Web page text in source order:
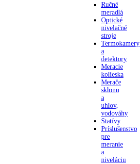
Ručné
meradlá
Optické
nivelačné
stroje
Termokamery
a
detektory
Meracie
kolieska
Merače
sklonu
a
uhlov,
vodováhy
Statívy
Príslušenstvo
pre
meranie
a
niveláciu